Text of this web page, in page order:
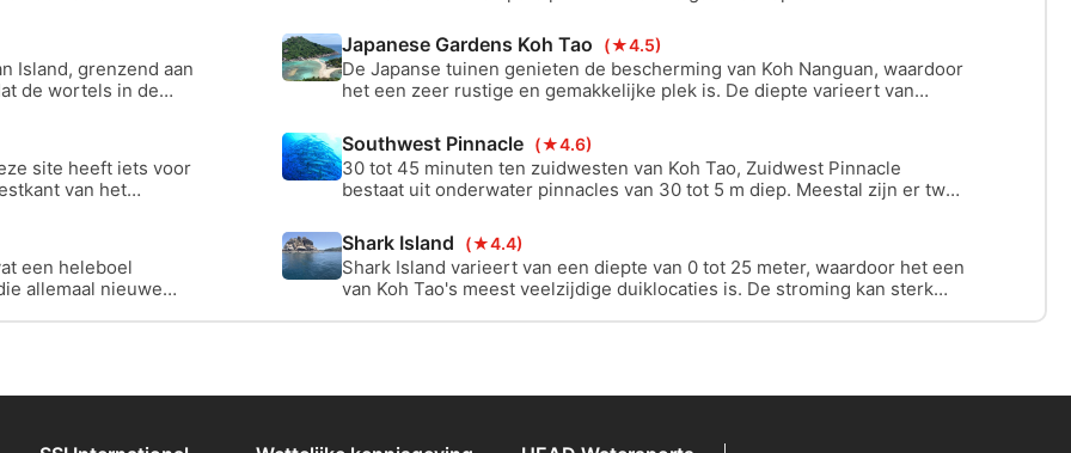
diepte van
niveau.
Island, grenzend aan
de wortels in de
Japanese Gardens Koh Tao (★4.5)
De Japanse tuinen genieten de bescherming van Koh Nanguan, waardoor
het een zeer rustige en gemakkelijke plek is. De diepte varieert van
site heeft iets voor
van het
Southwest Pinnacle (★4.6)
30 tot 45 minuten ten zuidwesten van Koh Tao, Zuidwest Pinnacle
bestaat uit onderwater pinnacles van 30 tot 5 m diep. Meestal zijn er twee
oceaanbodem met grote rotsen aan de zuidkant.
een heleboel
allemaal nieuwe
Shark Island (★4.4)
Shark Island varieert van een diepte van 0 tot 25 meter, waardoor het een
van Koh Tao's meest veelzijdige duiklocaties is. De stroming kan sterk